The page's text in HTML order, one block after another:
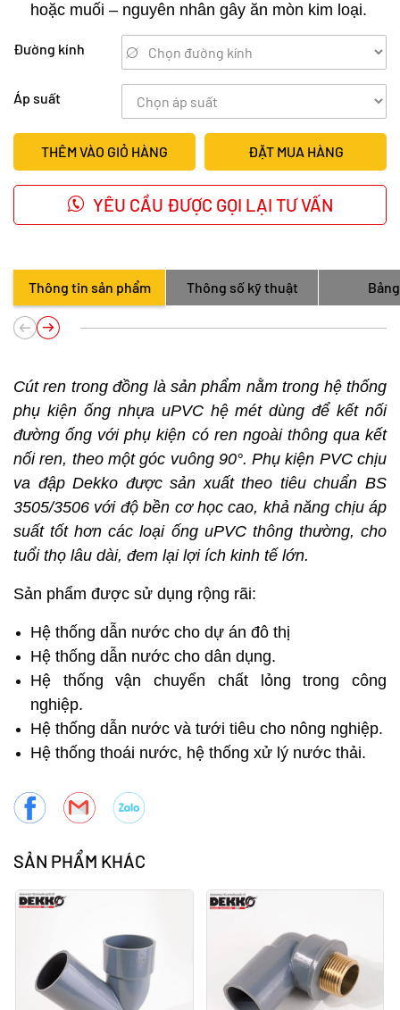
hoặc muối – nguyên nhân gây ăn mòn kim loại.
Đường kính
Áp suất
THÊM VÀO GIỎ HÀNG ĐẶT MUA HÀNG
YÊU CẦU ĐƯỢC GỌI LẠI TƯ VẤN
Thông tin sản phẩm Thông số kỹ thuật
Cút ren trong đồng là sản phẩm nằm trong hệ thống
phụ kiện ống nhựa uPVC hệ mét dùng để kết nối
đường ống với phụ kiện có ren ngoài thông qua kết
nối ren, theo một góc vuông 90°. Phụ kiện PVC chịu
va đập Dekko được sản xuất theo tiêu chuẩn BS
3505/3506 với độ bền cơ học cao, khả năng chịu áp
suất tốt hơn các loại ống uPVC thông thường, cho
tuổi thọ lâu dài, đem lại lợi ích kinh tế lớn.
Sản phẩm được sử dụng rộng rãi:
Hệ thống dẫn nước cho dự án đô thị
Hệ thống dẫn nước cho dân dụng.
Hệ thống vận chuyển chất lỏng trong công
nghiệp.
Hệ thống dẫn nước và tưới tiêu cho nông nghiệp.
Hệ thống thoái nước, hệ thống xử lý nước thải.
SẢN PHẨM KHÁC